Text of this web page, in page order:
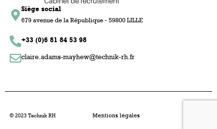
Siège social
679 avenue de la République - 59800 LILLE
+33 (0)6 81 84 53 98
claire.adams-mayhew@technik-rh.fr
© 2023 Technik RH Mentions légales